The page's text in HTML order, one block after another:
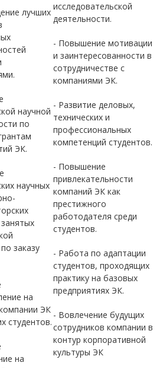
лучших
научной
по
ЭК.
научных
заказу
на
ЭК
студентов.
на
исследовательской
деятельности.
- Повышение мотивации
и заинтересованности в
сотрудничестве с
компаниями ЭК.
- Развитие деловых,
технических и
профессиональных
компетенций студентов.
- Повышение
привлекательности
компаний ЭК как
престижного
работодателя среди
студентов.
- Работа по адаптации
студентов, проходящих
практику на базовых
предприятиях ЭК.
- Вовлечение будущих
сотрудников компании в
контур корпоративной
культуры ЭК